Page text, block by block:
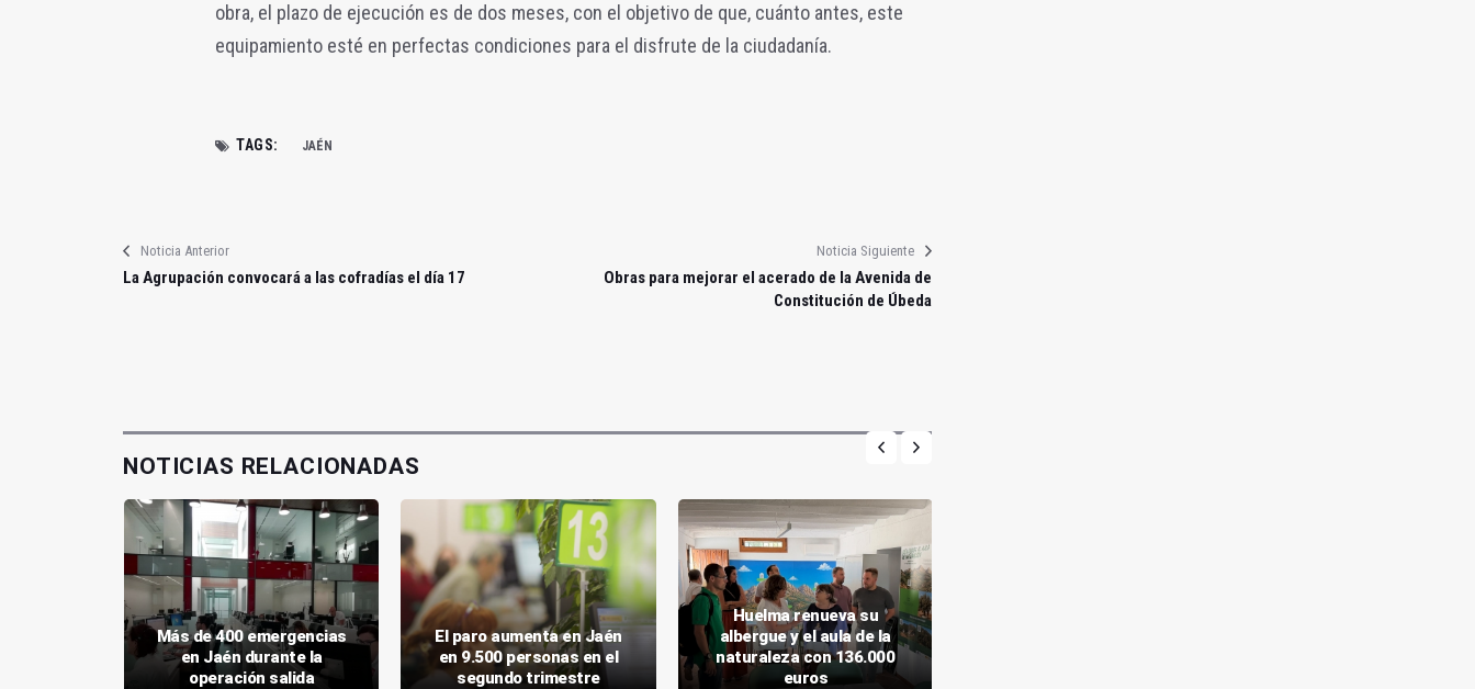
obra, el plazo de ejecución es de dos meses, con el objetivo de que, cuánto antes, este
equipamiento esté en perfectas condiciones para el disfrute de la ciudadanía.
TAGS: JAÉN
Noticia Anterior
La Agrupación convocará a las cofradías el día 17
Noticia Siguiente
Obras para mejorar el acerado de la Avenida de
Constitución de Úbeda
NOTICIAS RELACIONADAS
Más de 400 emergencias
en Jaén durante la
operación salida
El paro aumenta en Jaén
en 9.500 personas en el
segundo trimestre
Huelma renueva su
albergue y el aula de la
naturaleza con 136.000
euros